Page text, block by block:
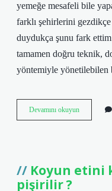
yemeğe mesafeli bile
farklı şehirlerini
duydukça şunu fark
tamamen doğru teknik,
yöntemiyle
Devamını okuyunKoyun
etini
Koyun etini
pişirilir ?